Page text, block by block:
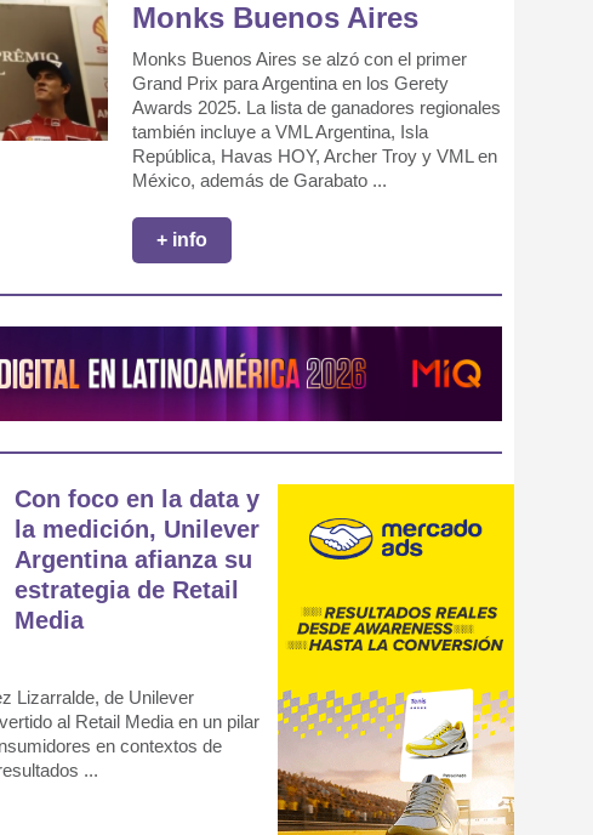
Monks Buenos Aires
Monks Buenos Aires se alzó con el primer
Grand Prix para Argentina en los Gerety
Awards 2025. La lista de ganadores regionales
también incluye a VML Argentina, Isla
República, Havas HOY, Archer Troy y VML en
México, además de Garabato ...
+ info
Con foco en la data y
la medición, Unilever
Argentina afianza su
estrategia de Retail
Media
Lizarralde, de Unilever
al Retail Media en un pilar
en contextos de
...